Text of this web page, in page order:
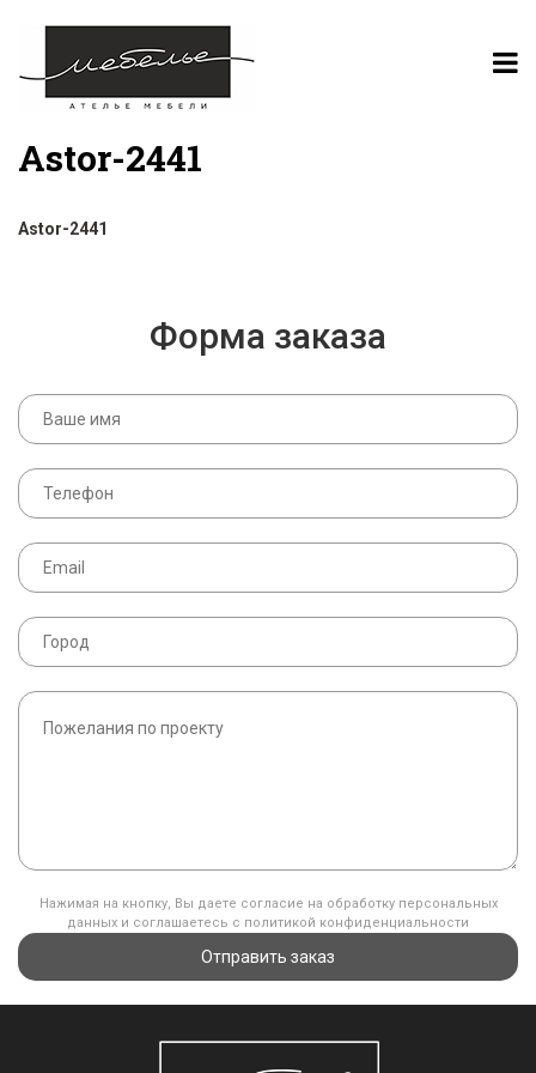
Astor-2441
Astor-2441
Форма заказа
Нажимая на кнопку, Вы даете согласие на обработку персональных
данных и соглашаетесь с политикой конфиденциальности
Отправить заказ